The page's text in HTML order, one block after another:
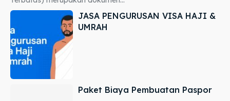
JASA PENGURUSAN VISA HAJI &
UMRAH
Paket Biaya Pembuatan Paspor